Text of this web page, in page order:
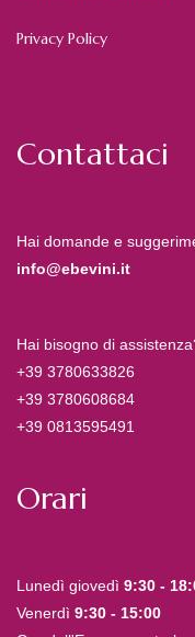
Privacy Policy
Contattaci
Hai domande e
info@ebevini.it
Hai bisogno di
+39 3780633826
+39 3780608684
+39 0813595491
Orari
Lunedì giovedì 9:30 -
Venerdì 9:30 - 15:00